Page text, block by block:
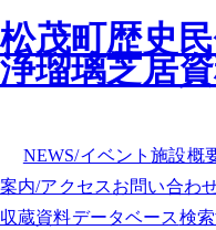
松茂町歴史
浄瑠璃芝居
NEWS/イベント施設概
案内/アクセスお問い合わ
収蔵資料データベース検